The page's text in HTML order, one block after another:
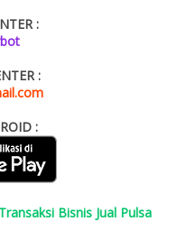
:
:
:
Bisnis Jual Pulsa